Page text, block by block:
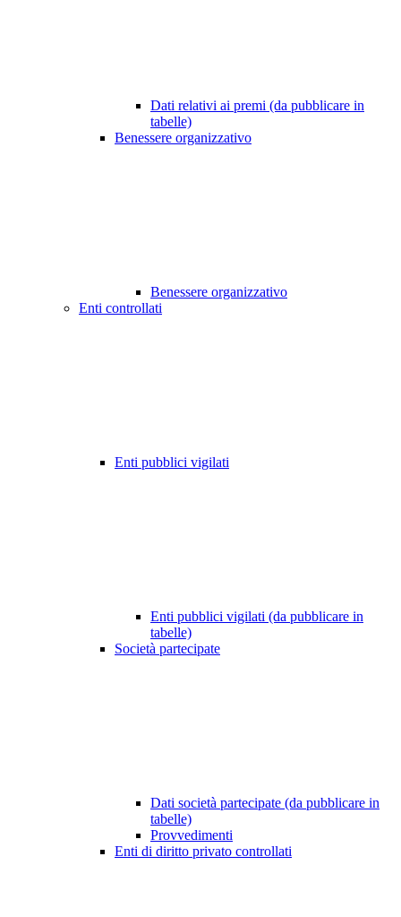
Dati relativi ai premi (da pubblicare in
tabelle)
Benessere organizzativo
Benessere organizzativo
Enti controllati
Enti pubblici vigilati
Enti pubblici vigilati (da pubblicare in
tabelle)
Società partecipate
Dati società partecipate (da pubblicare in
tabelle)
Provvedimenti
Enti di diritto privato controllati